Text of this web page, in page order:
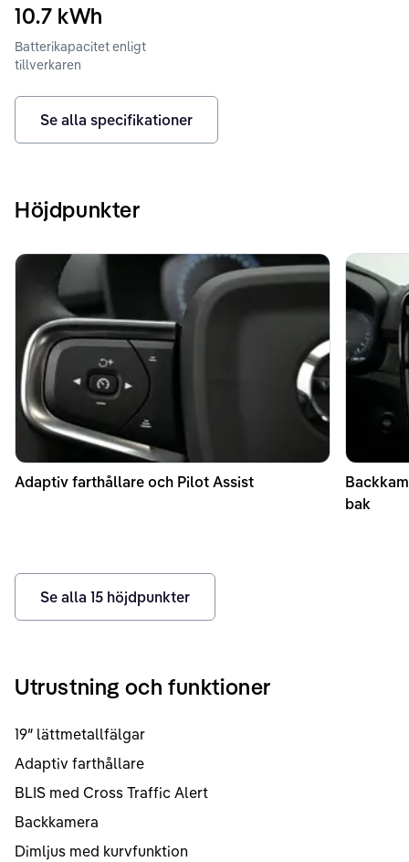
10.7 kWh
Batterikapacitet enligt
tillverkaren
Se alla specifikationer
Höjdpunkter
Adaptiv farthållare och Pilot Assist
bak
Se alla 15 höjdpunkter
Utrustning och funktioner
19″ lättmetallfälgar
Adaptiv farthållare
BLIS med Cross Traffic Alert
Backkamera
Dimljus med kurvfunktion